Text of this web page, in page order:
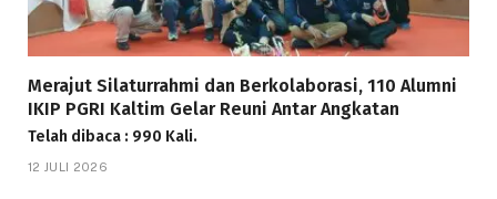
Merajut Silaturrahmi dan Berkolaborasi, 110 Alumni
IKIP PGRI Kaltim Gelar Reuni Antar Angkatan
Telah dibaca : 990 Kali.
12 JULI 2026